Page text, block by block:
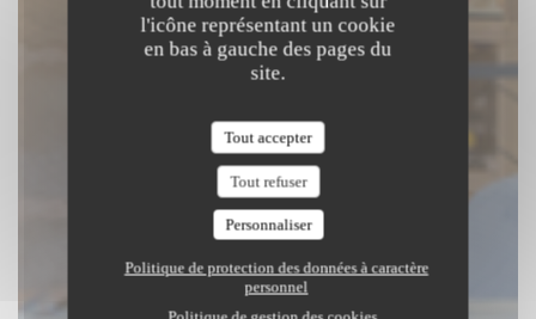
l'icône représentant un cookie
en bas à gauche des pages du
site.
Tout accepter
Tout refuser
Personnaliser
Politique de protection des données à caractère
personnel